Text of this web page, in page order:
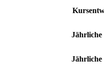
Jährliche
Jährliche